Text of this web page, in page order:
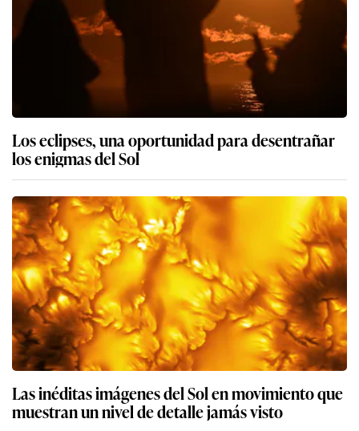
Los eclipses, una oportunidad para desentrañar
los enigmas del Sol
Las inéditas imágenes del Sol en movimiento que
muestran un nivel de detalle jamás visto